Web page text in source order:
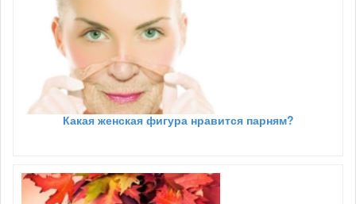
Какая женская фигура нравится парням?